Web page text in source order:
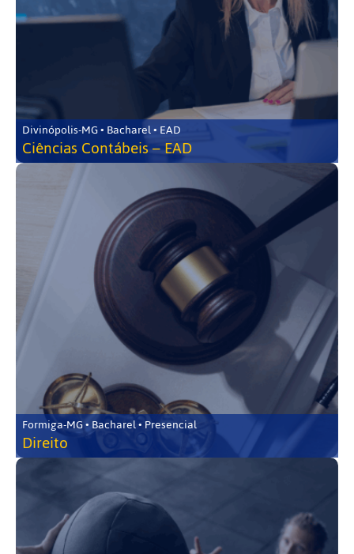
Divinópolis-MG • Bacharel • EAD
Ciências Contábeis – EAD
Formiga-MG • Bacharel • Presencial
Direito